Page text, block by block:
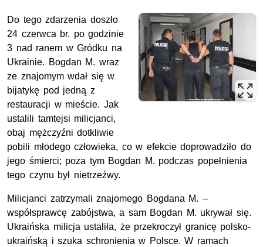
Do tego zdarzenia doszło
24 czerwca br. po godzinie
3 nad ranem w Gródku na
Ukrainie. Bogdan M. wraz
ze znajomym wdał się w
bijatykę pod jedną z
restauracji w mieście. Jak
ustalili tamtejsi milicjanci,
obaj mężczyźni dotkliwie
pobili młodego człowieka, co w efekcie doprowadziło do
jego śmierci; poza tym Bogdan M. podczas popełnienia
tego czynu był nietrzeźwy.
Milicjanci zatrzymali znajomego Bogdana M. –
współsprawcę zabójstwa, a sam Bogdan M. ukrywał się.
Ukraińska milicja ustaliła, że przekroczył granicę polsko-
ukraińską i szuka schronienia w Polsce. W ramach